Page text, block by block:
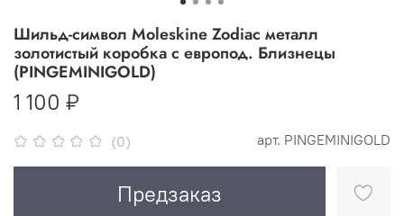
(0) арт. PINGEMINIGOLD
Шильд-символ Moleskine Zodiac металл
золотистый коробка с европод. Близнецы
(PINGEMINIGOLD)
1 100 ₽
Предзаказ